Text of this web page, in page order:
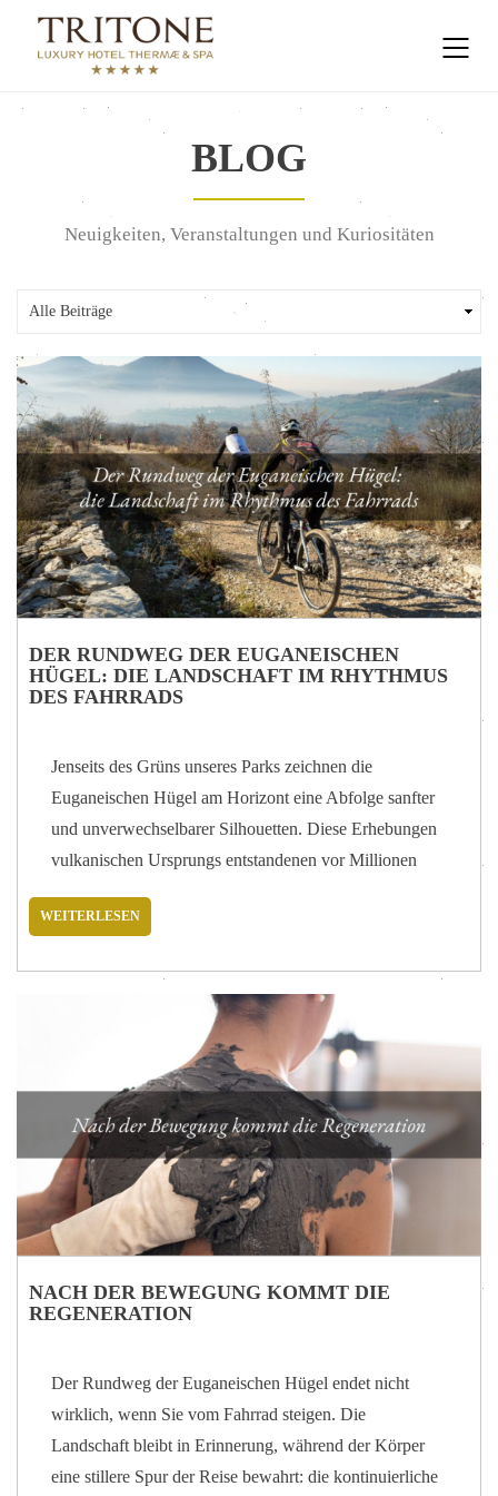
BLOG
Neuigkeiten, Veranstaltungen und Kuriositäten
DER RUNDWEG DER EUGANEISCHEN
HÜGEL: DIE LANDSCHAFT IM RHYTHMUS
DES FAHRRADS
Jenseits des Grüns unseres Parks zeichnen die
Euganeischen Hügel am Horizont eine Abfolge sanfter
und unverwechselbarer Silhouetten. Diese Erhebungen
vulkanischen Ursprungs entstandenen vor Millionen
Laufe der Zeit zu einer Landschaft aus Wäldern,
Hotel Tritone aus betrachten wir sie jeden Tag. Doch es
gibt noch eine andere Möglichkeit, sie kennenzulernen:
indem man langsam ihrem äußeren Verlauf folgt,
begleitet vom gleichmäßigen Rhythmus des Fahrrads
und vom Wechselspiel aus Wasser, Landschaft und
Geschichte. Ein Weg rund um die Hügel Der Radweg
rund um die Euganeischen Hügel erstreckt sich…
WEITERLESEN
NACH DER BEWEGUNG KOMMT DIE
REGENERATION
Der Rundweg der Euganeischen Hügel endet nicht
wirklich, wenn Sie vom Fahrrad steigen. Die
Landschaft bleibt in Erinnerung, während der Körper
eine stillere Spur der Reise bewahrt: die kontinuierliche